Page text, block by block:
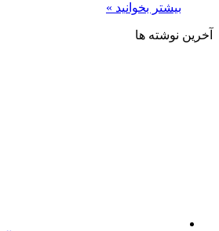
بیشتر بخوانید »
آخرین نوشته ها